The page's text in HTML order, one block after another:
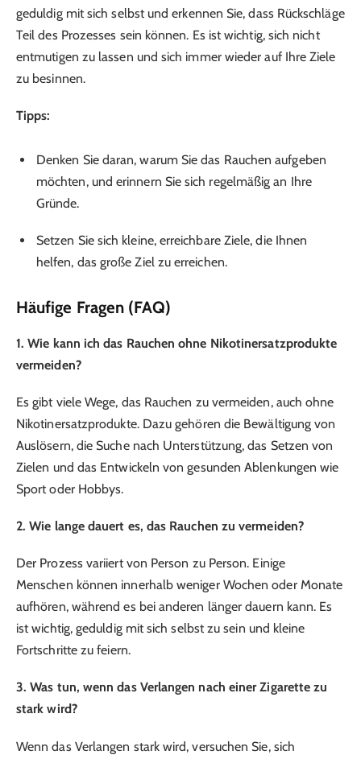
geduldig mit sich selbst und erkennen Sie, dass Rückschläge
Teil des Prozesses sein können. Es ist wichtig, sich nicht
entmutigen zu lassen und sich immer wieder auf Ihre Ziele
zu besinnen.
Tipps:
Denken Sie daran, warum Sie das Rauchen aufgeben
möchten, und erinnern Sie sich regelmäßig an Ihre
Gründe.
Setzen Sie sich kleine, erreichbare Ziele, die Ihnen
helfen, das große Ziel zu erreichen.
Häufige Fragen (FAQ)
1. Wie kann ich das Rauchen ohne Nikotinersatzprodukte
vermeiden?
Es gibt viele Wege, das Rauchen zu vermeiden, auch ohne
Nikotinersatzprodukte. Dazu gehören die Bewältigung von
Auslösern, die Suche nach Unterstützung, das Setzen von
Zielen und das Entwickeln von gesunden Ablenkungen wie
Sport oder Hobbys.
2. Wie lange dauert es, das Rauchen zu vermeiden?
Der Prozess variiert von Person zu Person. Einige
Menschen können innerhalb weniger Wochen oder Monate
aufhören, während es bei anderen länger dauern kann. Es
ist wichtig, geduldig mit sich selbst zu sein und kleine
Fortschritte zu feiern.
3. Was tun, wenn das Verlangen nach einer Zigarette zu
stark wird?
Wenn das Verlangen stark wird, versuchen Sie, sich